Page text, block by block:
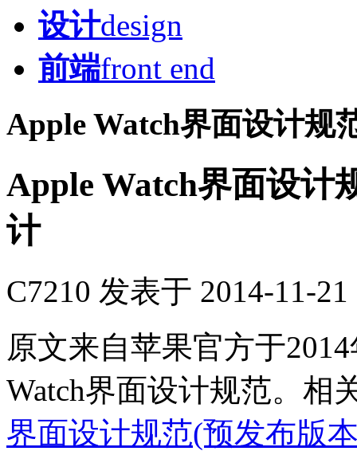
设计design
前端front end
Apple Watch界面设计规
Apple Watch界面设计
计
C7210 发表于 2014-11-21
原文来自苹果官方于
Watch界面设计规范。相
界面设计规范(预发布版